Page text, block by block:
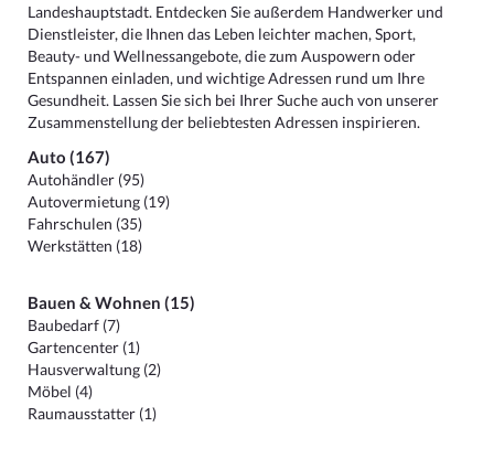
Landeshauptstadt. Entdecken Sie außerdem Handwerker und
Dienstleister, die Ihnen das Leben leichter machen, Sport,
Beauty- und Wellnessangebote, die zum Auspowern oder
Entspannen einladen, und wichtige Adressen rund um Ihre
Gesundheit. Lassen Sie sich bei Ihrer Suche auch von unserer
Zusammenstellung der beliebtesten Adressen inspirieren.
Auto (167)
Autohändler (95)
Autovermietung (19)
Fahrschulen (35)
Werkstätten (18)
Bauen & Wohnen (15)
Baubedarf (7)
Gartencenter (1)
Hausverwaltung (2)
Möbel (4)
Raumausstatter (1)